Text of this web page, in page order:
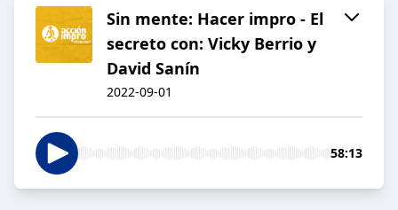
Sin mente: Hacer impro - El
secreto con: Vicky Berrio y
David Sanín
2022-09-01
58:13